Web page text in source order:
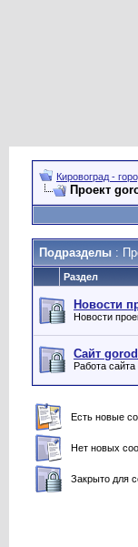
Кировоград -
Проект
Подразделы :
Раздел
Новости
Новости
Сайт
Работа
Есть новые
Нет новых
Закрыто для